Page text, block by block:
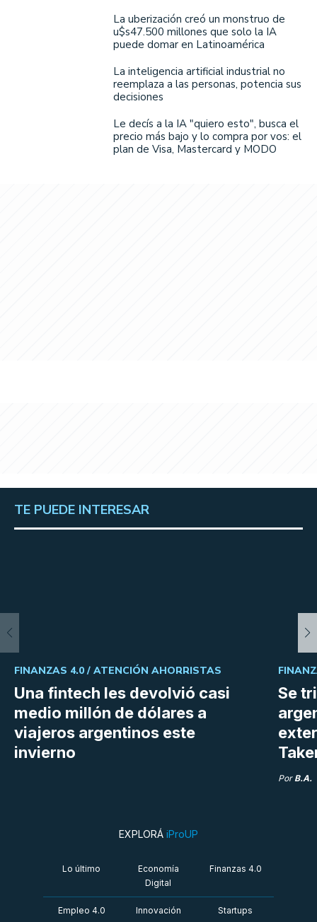
La uberización creó un monstruo de
u$s47.500 millones que solo la IA
puede domar en Latinoamérica
La inteligencia artificial industrial no
reemplaza a las personas, potencia sus
decisiones
Le decís a la IA "quiero esto", busca el
precio más bajo y lo compra por vos: el
plan de Visa, Mastercard y MODO
TE PUEDE INTERESAR
Una fintech les devolvió casi
medio millón de dólares a
viajeros argentinos este
invierno
FINANZAS 4.0 / ATENCIÓN AHORRISTAS
Se
Por B.A.
EXPLORÁ iProUP
Lo último
Economía
Digital
Finanzas 4.0
Empleo 4.0 Innovación Startups